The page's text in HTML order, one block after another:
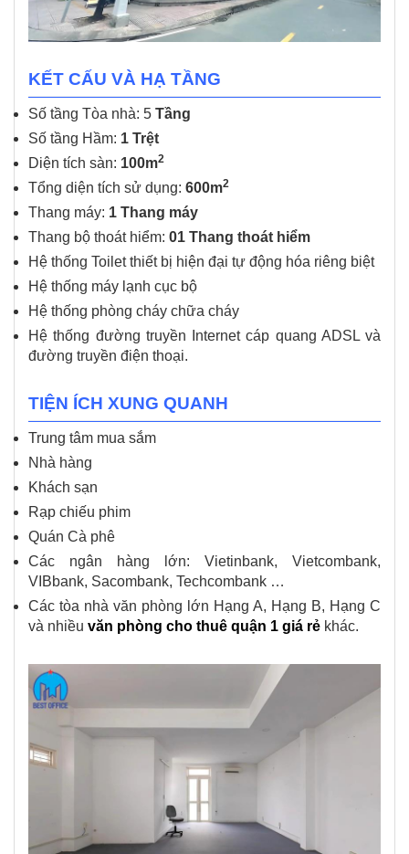
KẾT CẤU VÀ HẠ TẦNG
Số tầng Tòa nhà: 5 Tầng
Số tầng Hầm: 1 Trệt
Diện tích sàn: 100m2
Tổng diện tích sử dụng: 600m2
Thang máy: 1 Thang máy
Thang bộ thoát hiểm: 01 Thang thoát hiểm
Hệ thống Toilet thiết bị hiện đại tự động hóa riêng biệt
Hệ thống máy lạnh cục bộ
Hệ thống phòng cháy chữa cháy
Hệ thống đường truyền Internet cáp quang ADSL và
đường truyền điện thoại.
TIỆN ÍCH XUNG QUANH
Trung tâm mua sắm
Nhà hàng
Khách sạn
Rạp chiếu phim
Quán Cà phê
Các ngân hàng lớn: Vietinbank, Vietcombank,
VIBbank, Sacombank, Techcombank …
Các tòa nhà văn phòng lớn Hạng A, Hạng B, Hạng C
và nhiều văn phòng cho thuê quận 1 giá rẻ khác.